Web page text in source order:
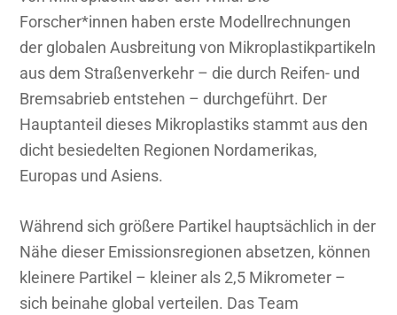
Forscher*innen haben erste Modellrechnungen
der globalen Ausbreitung von Mikroplastikpartikeln
aus dem Straßenverkehr – die durch Reifen- und
Bremsabrieb entstehen – durchgeführt. Der
Hauptanteil dieses Mikroplastiks stammt aus den
dicht besiedelten Regionen Nordamerikas,
Europas und Asiens.
Während sich größere Partikel hauptsächlich in der
Nähe dieser Emissionsregionen absetzen, können
kleinere Partikel – kleiner als 2,5 Mikrometer –
sich beinahe global verteilen. Das Team